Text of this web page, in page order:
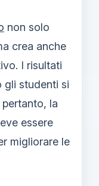
non solo
crea anche
I risultati
gli studenti si
la
essere
migliorare le